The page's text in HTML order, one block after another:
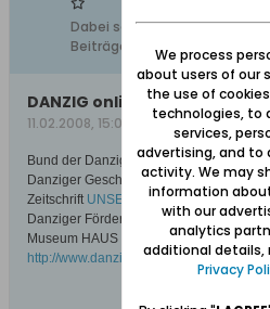
Dabei seit:10.02.2008
Beiträge:
DANZIG online - Bund der
11.02.2008, 15:08
Bund der Danziger usw.:
Danziger Geschichte
Zeitschrift UNSER DANZIG
Danziger Förderkreis e.V.
Museum HAUS HANSESTADT DANZIG
http://www.danzig-online.de/
We process
about users of our
the use of
technologies, to
services,
advertising, and to
activity. We may
information
with our
analytics
additional details,
Privacy